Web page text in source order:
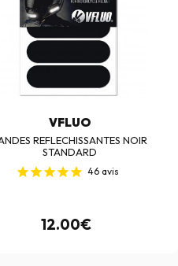
VFLUO
REFLECHISSANTES NOIR
STANDARD
46 avis
12.00€